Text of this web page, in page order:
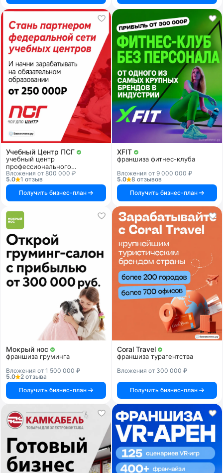
Учебный Центр ПСГ
учебный центр
профессионального
образования
Вложения от 800 000 ₽
5.0
1 отзыв
Получить бизнес-план
XFIT
франшиза фитнес-клуба
Вложения от 9 000 000 ₽
5.0
8 отзывов
Получить бизнес-план
Мокрый нос
франшиза груминга
Вложения от 1 500 000 ₽
5.0
2 отзыва
Получить бизнес-план
Coral Travel
франшиза турагентства
Вложения от 300 000 ₽
Получить бизнес-план